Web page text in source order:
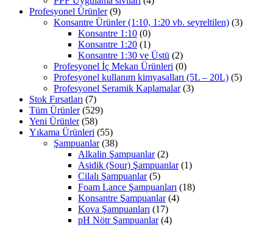
Profesyonel Ürünler (9)
Konsantre Ürünler (1:10, 1:20 vb. seyreltilen) (3)
Konsantre 1:10 (0)
Konsantre 1:20 (1)
Konsantre 1:30 ve Üstü (2)
Profesyonel İç Mekan Ürünleri (0)
Profesyonel kullanım kimyasalları (5L – 20L) (5)
Profesyonel Seramik Kaplamalar (3)
Stok Fırsatları (7)
Tüm Ürünler (529)
Yeni Ürünler (58)
Yıkama Ürünleri (55)
Şampuanlar (38)
Alkalin Şampuanlar (2)
Asidik (Sour) Şampuanlar (1)
Cilalı Şampuanlar (5)
Foam Lance Şampuanları (18)
Konsantre Şampuanlar (4)
Kova Şampuanları (17)
pH Nötr Şampuanlar (4)